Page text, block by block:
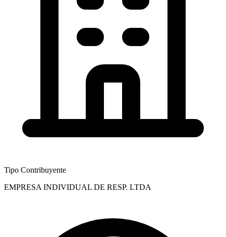
Tipo Contribuyente
EMPRESA INDIVIDUAL DE RESP. LTDA